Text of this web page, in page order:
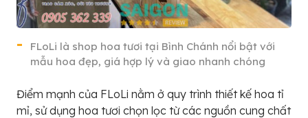
FLoLi là shop hoa tươi tại Bình Chánh nổi bật với
mẫu hoa đẹp, giá hợp lý và giao nhanh chóng
Điểm mạnh của FLoLi nằm ở quy trình thiết kế hoa tỉ
mỉ, sử dụng hoa tươi chọn lọc từ các nguồn cung chất